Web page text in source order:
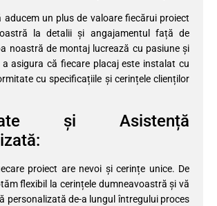
aducem un plus de valoare fiecărui proiect
la detalii și angajamentul față de
noastră de montaj lucrează cu pasiune și
a asigura că fiecare placaj este instalat cu
cu specificațiile și cerințele clienților
și Asistență
proiect are nevoi și cerințe unice. De
flexibil la cerințele dumneavoastră și vă
personalizată de-a lungul întregului proces